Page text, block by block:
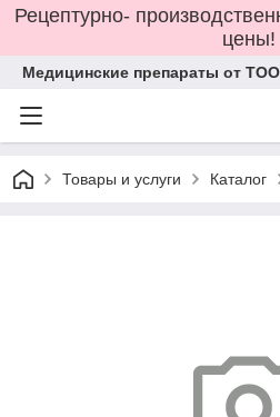
Рецептурно-
цены!
Медицинские препараты от
Товары и услуги Каталог